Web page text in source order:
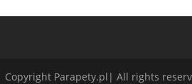
Copyright Parapety.pl| All rights